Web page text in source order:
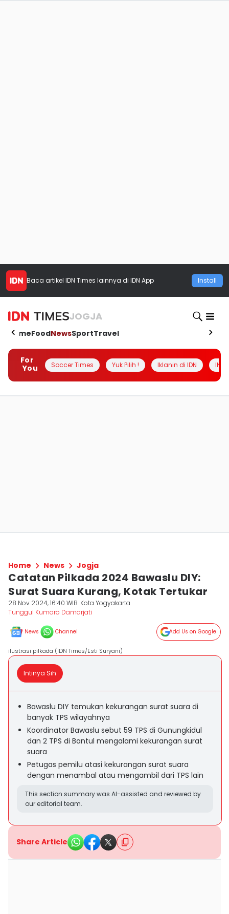
Baca artikel IDN Times lainnya di IDN App Install
JOGJA
HomeFoodNewsSportTravel
For
You
Soccer Times Yuk Pilih ! Iklanin di IDN
Home News Jogja
Catatan Pilkada 2024 Bawaslu DIY:
Surat Suara Kurang, Kotak Tertukar
28 Nov 2024, 16:40 WIB Kota Yogyakarta
Tunggul Kumoro Damarjati
News Channel Add Us on Google
ilustrasi pilkada (IDN Times/Esti Suryani)
Intinya Sih
Bawaslu DIY temukan kekurangan surat suara di
banyak TPS wilayahnya
Koordinator Bawaslu sebut 59 TPS di Gunungkidul
dan 2 TPS di Bantul mengalami kekurangan surat
suara
Petugas pemilu atasi kekurangan surat suara
dengan menambal atau mengambil dari TPS lain
This section summary was AI-assisted and reviewed by
our editorial team.
Share Article